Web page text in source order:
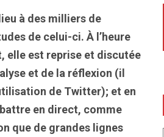
à des milliers de
de celui-ci. À l’heure
elle est reprise et discutée
et de la réflexion (il
de Twitter); et en
en direct, comme
que de grandes lignes